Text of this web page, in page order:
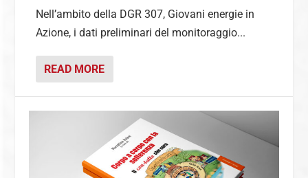
Nell’ambito della DGR 307, Giovani energie in
Azione, i dati preliminari del monitoraggio...
READ MORE